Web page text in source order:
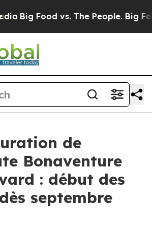
Food vs. The People. Big
de
Bonaventure
: début des
septembre